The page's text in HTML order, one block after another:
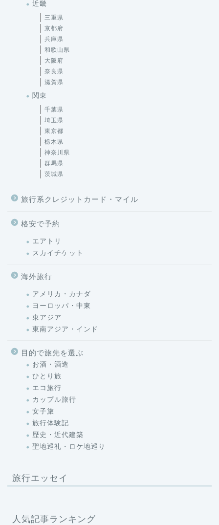
近畿
三重県
京都府
兵庫県
和歌山県
大阪府
奈良県
滋賀県
関東
千葉県
埼玉県
東京都
栃木県
神奈川県
群馬県
茨城県
旅行系クレジットカード・マイル
格安で予約
エアトリ
スカイチケット
海外旅行
アメリカ・カナダ
ヨーロッパ・中東
東アジア
東南アジア・インド
目的で旅先を選ぶ
お酒・酒造
ひとり旅
エコ旅行
カップル旅行
女子旅
旅行体験記
歴史・近代建築
聖地巡礼・ロケ地巡り
旅行エッセイ
人気記事ランキング